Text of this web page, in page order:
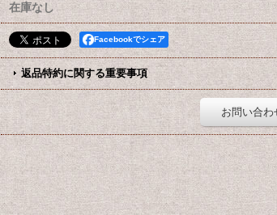
在庫なし
Facebookでシェア
返品特約に関する重要事項
お問い合わ